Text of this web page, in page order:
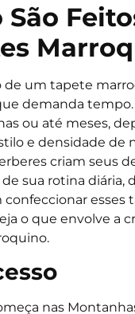
São
de um tapete
demanda
ou até meses,
e densidade de
criam seus
sua rotina diária,
esses
o que envolve a
nas